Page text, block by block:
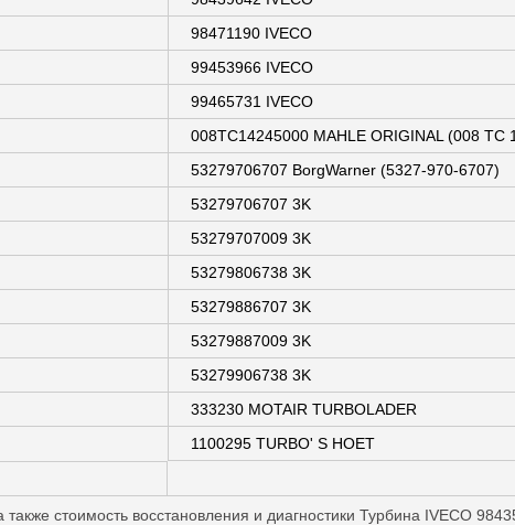
98471190 IVECO
99453966 IVECO
99465731 IVECO
008TC14245000 MAHLE ORIGINAL (008 TC
53279706707 BorgWarner (5327-970-6707)
53279706707 3K
53279707009 3K
53279806738 3K
53279886707 3K
53279887009 3K
53279906738 3K
333230 MOTAIR TURBOLADER
1100295 TURBO' S HOET
а также стоимость восстановления и диагностики Турбина IVECO